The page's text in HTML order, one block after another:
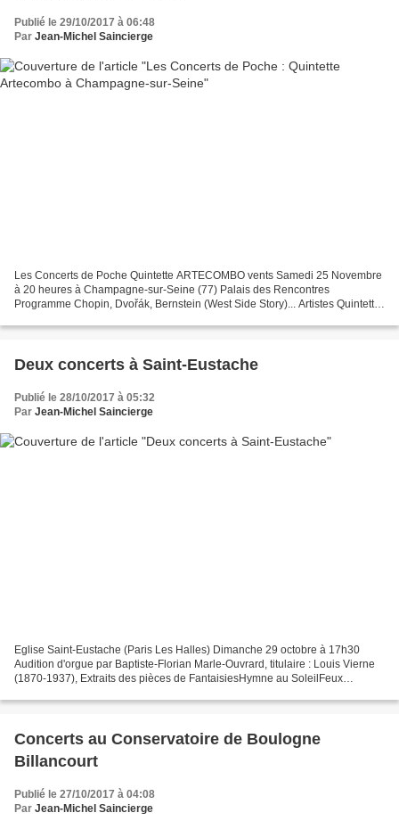
Publié le 29/10/2017 à 06:48
Par Jean-Michel Saincierge
Les Concerts de Poche Quintette ARTECOMBO vents Samedi 25 Novembre
à 20 heures à Champagne-sur-Seine (77) Palais des Rencontres
Programme Chopin, Dvořák, Bernstein (West Side Story)... Artistes Quintette
Deux concerts à Saint-Eustache
Publié le 28/10/2017 à 05:32
Par Jean-Michel Saincierge
Eglise Saint-Eustache (Paris Les Halles) Dimanche 29 octobre à 17h30
Audition d'orgue par Baptiste-Florian Marle-Ouvrard, titulaire : Louis Vierne
(1870-1937), Extraits des pièces de FantaisiesHymne au SoleilFeux
Concerts au Conservatoire de Boulogne
Billancourt
Publié le 27/10/2017 à 04:08
Par Jean-Michel Saincierge